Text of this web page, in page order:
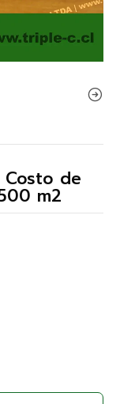
Costo de
m2